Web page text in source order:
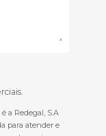
a Redegal, S.A
para atender e